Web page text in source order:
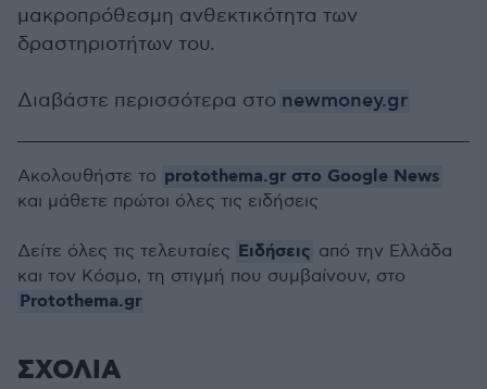
μακροπρόθεσμη ανθεκτικότητα των
δραστηριοτήτων του.
Διαβάστε περισσότερα στο newmoney.gr
Ακολουθήστε το protothema.gr στο Google News
και μάθετε πρώτοι όλες τις ειδήσεις
Δείτε όλες τις τελευταίες Ειδήσεις από την Ελλάδα
και τον Κόσμο, τη στιγμή που συμβαίνουν, στο
Protothema.gr
ΣΧΟΛΙΑ